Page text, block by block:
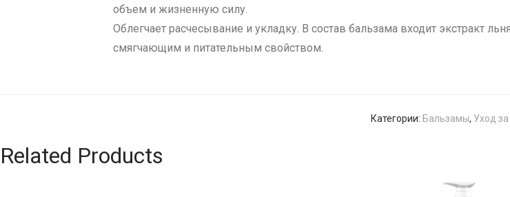
объем и жизненную силу.
Облегчает расчесывание и укладку. В состав бальзама входит экстракт
смягчающим и питательным свойством.
Категории: Бальзамы, Уход
Related Products